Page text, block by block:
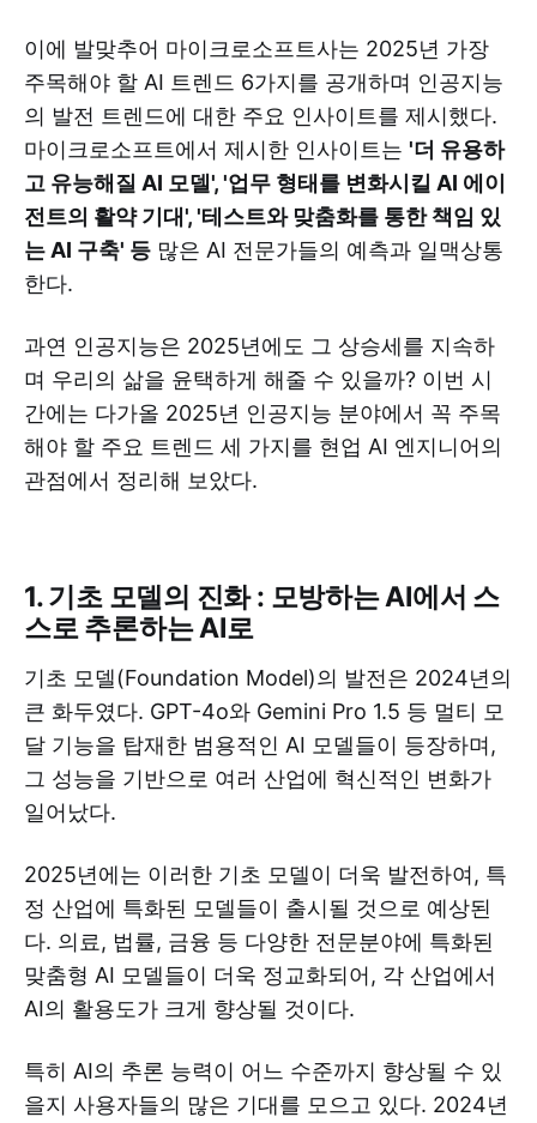
이에 발맞추어 마이크로소프트사는 2025년 가장
주목해야 할 AI 트렌드 6가지를 공개하며 인공지능
의 발전 트렌드에 대한 주요 인사이트를 제시했다.
마이크로소프트에서 제시한 인사이트는 '더 유용하
고 유능해질 AI 모델', '업무 형태를 변화시킬 AI 에이
전트의 활약 기대', '테스트와 맞춤화를 통한 책임 있
는 AI 구축' 등 많은 AI 전문가들의 예측과 일맥상통
한다.
과연 인공지능은 2025년에도 그 상승세를 지속하
며 우리의 삶을 윤택하게 해줄 수 있을까? 이번 시
간에는 다가올 2025년 인공지능 분야에서 꼭 주목
해야 할 주요 트렌드 세 가지를 현업 AI 엔지니어의
관점에서 정리해 보았다.
1. 기초 모델의 진화 : 모방하는 AI에서 스
스로 추론하는 AI로
기초 모델(Foundation Model)의 발전은 2024년의
큰 화두였다. GPT-4o와 Gemini Pro 1.5 등 멀티 모
달 기능을 탑재한 범용적인 AI 모델들이 등장하며,
그 성능을 기반으로 여러 산업에 혁신적인 변화가
일어났다.
2025년에는 이러한 기초 모델이 더욱 발전하여, 특
정 산업에 특화된 모델들이 출시될 것으로 예상된
다. 의료, 법률, 금융 등 다양한 전문분야에 특화된
맞춤형 AI 모델들이 더욱 정교화되어, 각 산업에서
AI의 활용도가 크게 향상될 것이다.
특히 AI의 추론 능력이 어느 수준까지 향상될 수 있
을지 사용자들의 많은 기대를 모으고 있다. 2024년